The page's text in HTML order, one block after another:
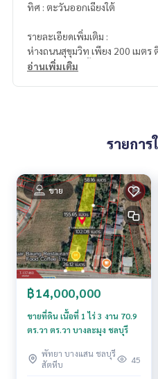
ทิศ : ตะวันออกเฉียงใต้
รายละเอียดเพิ่มเติม :
ห่างถนนสุขุมวิท เพียง 200 เมตร
ใกล้ร้านสะดวกซื้อ 7-Eleven บิ๊ก
ฟิตเนส, สวนสาธารณะ
ลิงค์แผนที่ :https://
0.89123760
**เรามีบริการจัดสินเชื่อให้ฟรี พ
กธนาคาร**
**พร้อมอัตราดอกเบี้ยพิเศษ และ
สนใจสอบถามข้อมูลเพิ่มเติม หรื
Tel :0985949879มิ้น (รหัสตัวแ
Callcenter :
อ่านเพิ่มเติม
รายการ
ขาย
฿14,000,000
ขายที่ดิน เนื้อที่ 1 ไร่ 3 งาน 70.9
ตร.วา ตร.วา บางละมุง ชลบุรี
พัทยา บางแสน ชลบุรี
สัตหีบ
45